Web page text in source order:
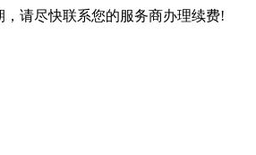
请尽快联系您的服务商办理续费!